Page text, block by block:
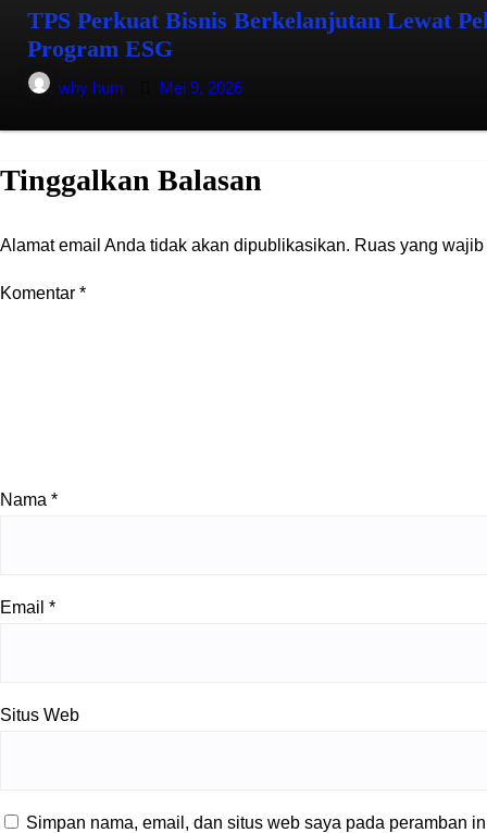
TPS Perkuat Bisnis Berkelanjutan Lewat
Program ESG
why hum Mei 9, 2026
Tinggalkan Balasan
Alamat email Anda tidak akan dipublikasikan. Ruas yang
Komentar *
Nama *
Email *
Situs Web
Simpan nama, email, dan situs web saya pada peramban